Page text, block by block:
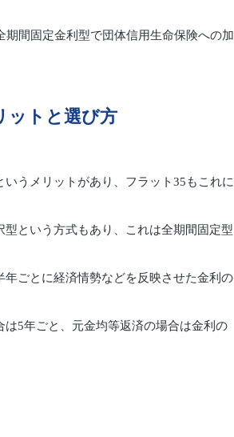
間固定金利型で団体信用生命保険への加
ットと選び方
うメリットがあり、フラット35もこれに
という方式もあり、これは全期間固定型
ごとに経済情勢などを反映させた金利の
5年ごと、元金均等返済の場合は金利の